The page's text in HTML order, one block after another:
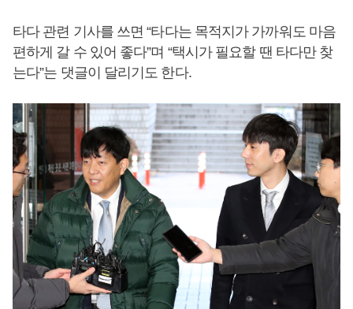
타다 관련 기사를 쓰면 “타다는 목적지가 가까워도 마음
편하게 갈 수 있어 좋다”며 “택시가 필요할 땐 타다만 찾
는다”는 댓글이 달리기도 한다.